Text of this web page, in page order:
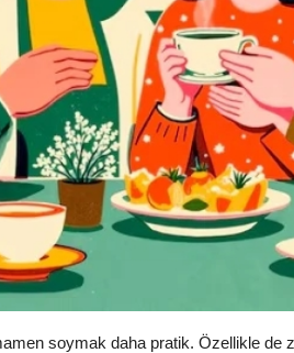
soymak daha pratik. Özellikle de